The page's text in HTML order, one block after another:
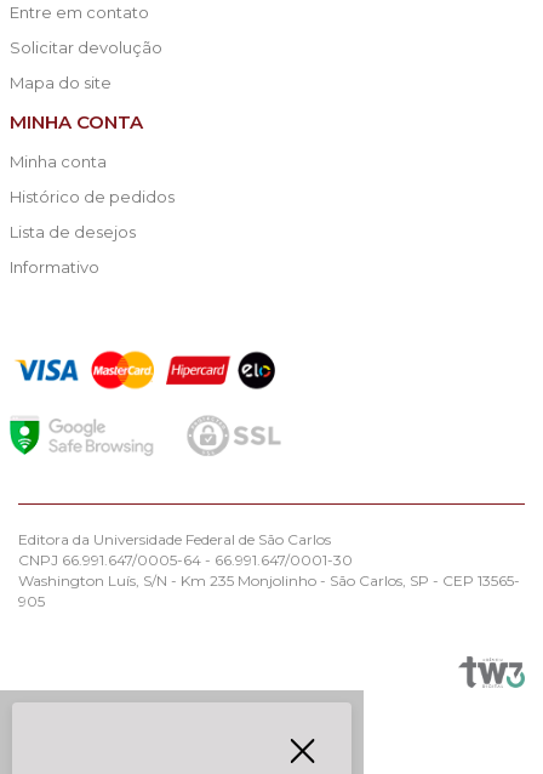
Entre em contato
Solicitar devolução
Mapa do site
MINHA CONTA
Minha conta
Histórico de pedidos
Lista de desejos
Informativo
Editora da Universidade Federal de São Carlos
CNPJ 66.991.647/0005-64 - 66.991.647/0001-30
Washington Luís, S/N - Km 235 Monjolinho - São Carlos, SP - CEP 13565-
905